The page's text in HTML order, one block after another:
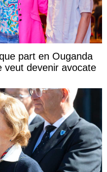
part en Ouganda
veut devenir avocate